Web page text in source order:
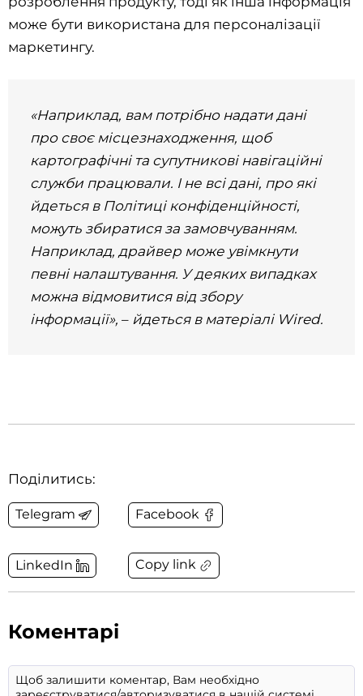
може бути використана для персоналізації
маркетингу.
«Наприклад, вам потрібно надати дані
про своє місцезнаходження, щоб
картографічні та супутникові навігаційні
служби працювали. І не всі дані, про які
йдеться в Політиці конфіденційності,
можуть збиратися за замовчуванням.
Наприклад, драйвер може увімкнути
певні налаштування. У деяких випадках
можна відмовитися від збору
інформації»,– йдеться в матеріалі Wired.
Поділитись:
Telegram Facebook
LinkedIn Copy link
Коментарі